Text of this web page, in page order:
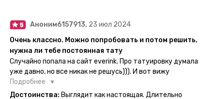
Аноним6157913, 23 июл 2024
Очень классно. Можно попробовать и потом решить,
нужна ли тебе постоянная тату
Случайно попала на сайт everink. Про татуировку думала
уже давно, но все никак не решусь))). И вот вижу
великолепный каталог everink. Тату на любой вкус.
Заказала и не пожалела. Супер. Выглядит как настоящая.
Подробнее
Достоинства: Выглядит как настоящая. Длительно